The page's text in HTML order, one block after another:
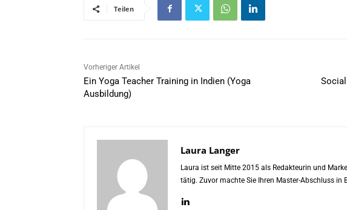
Teilen
Vorheriger Artikel
Ein Yoga Teacher Training in Indien (Yoga
Ausbildung)
Laura Langer
Laura ist seit Mitte 2015 als Redakteurin und
tätig. Zuvor machte Sie Ihren Master-Abschluss in